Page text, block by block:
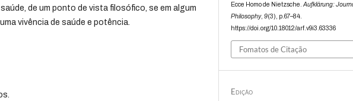
de um ponto de vista filosófico, se em algum
vivência de saúde e potência.
Ecce Homo de Nietzsche.Aufklärung:
Philosophy,9(3), p.67–84.
https://doi.org/10.18012/arf.v9i3.63336
Fomatos de Citação
Edição